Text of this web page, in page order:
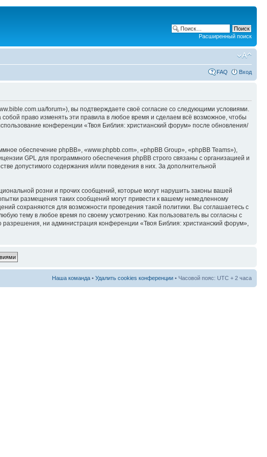
Расширенный поиск
FAQ Вход
forum»), вы подтверждаете своё согласие со следующими условиями.
право изменять эти правила в любое время и сделаем всё возможное, чтобы
конференции «Твоя Библия: христианский форум» после обновления/
обеспечение phpBB», «www.phpbb.com», «phpBB Group», «phpBB Teams»),
GPL для программного обеспечения phpBB строго связаны с организацией и
допустимого содержания и/или поведения в них. За дополнительной
розни и прочих сообщений, которые могут нарушить законы вашей
размещения таких сообщений могут привести к вашему немедленному
сохраняются для возможности проведения такой политики. Вы соглашаетесь с
тему в любое время по своему усмотрению. Как пользователь вы согласны с
ни администрация конференции «Твоя Библия: христианский форум»,
Наша команда • Удалить cookies конференции • Часовой пояс: UTC + 2 часа